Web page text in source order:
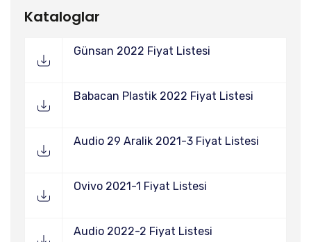
Kataloglar
Günsan 2022 Fiyat Listesi
Babacan Plastik 2022 Fiyat Listesi
Audio 29 Aralik 2021-3 Fiyat Listesi
Ovivo 2021-1 Fiyat Listesi
Audio 2022-2 Fiyat Listesi